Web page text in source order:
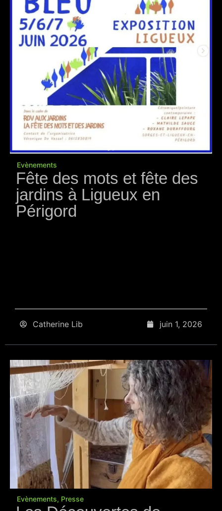
Evènements
Fête des mots et fête des
jardins à Ligueux en
Périgord
Catherine Lib juin 1, 2026
Evènements, Presse